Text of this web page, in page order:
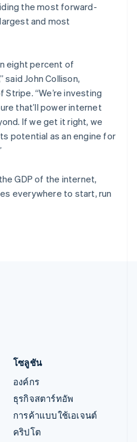
the most forward-
and most
eight percent of
said John Collison,
Stripe. “We’re investing
that’ll power internet
If we get it right, we
potential as an engine for
GDP of the internet,
everywhere to start, run
โซลูชัน
องค์กร
ธุรกิจสตาร์ทอัพ
การค้าแบบใช้เอเจนต์
คริปโต